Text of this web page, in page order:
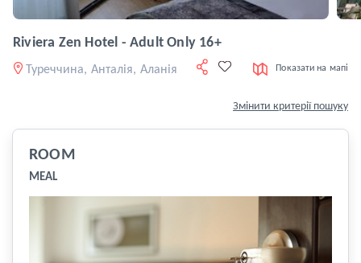
Riviera Zen Hotel - Adult Only 16+
Туреччина, Анталія, Аланія Показати на мапі
Змінити критерії пошуку
ROOM
MEAL